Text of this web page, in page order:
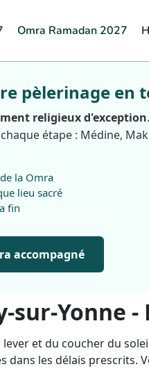
Omra Ramadan 2027
pèlerinage en
religieux d'exception.
étape : Médine,
la Omra
lieu sacré
fin
accompagné
Yonne -
et du coucher du
les délais prescrits.